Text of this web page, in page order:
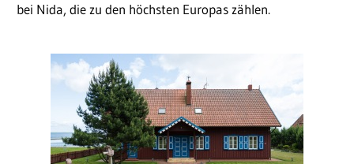
bei Nida, die zu den höchsten Europas zählen.